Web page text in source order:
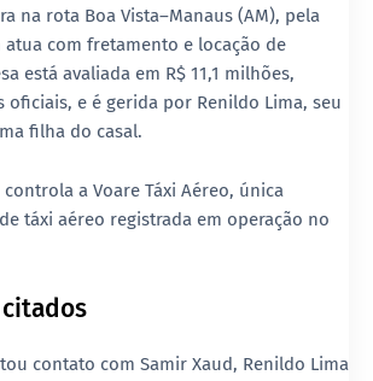
na rota Boa Vista–Manaus (AM), pela
atua com fretamento e locação de
está avaliada em R$ 11,1 milhões,
oficiais, e é gerida por Renildo Lima, seu
filha do casal.
controla a Voare Táxi Aéreo, única
táxi aéreo registrada em operação no
contato com Samir Xaud, Renildo Lima